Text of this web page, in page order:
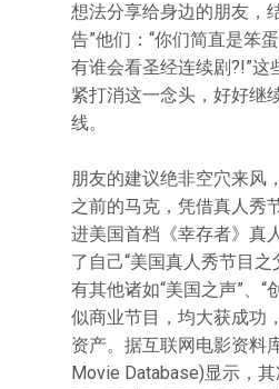
想法分享给身边的朋友，
告”他们：“你们简直是笨
有谁会看圣经连续剧?!”这
紧打消这一念头，好好继
线。
朋友的建议绝非空穴来风
之前的马克，凭借真人秀
进美国首档《幸存者》真
了自己“美国真人秀节目之
有其他诸如“美国之声”、“
似商业节目，均大获成功
资产。据互联网电影资料
Movie Database)显示，